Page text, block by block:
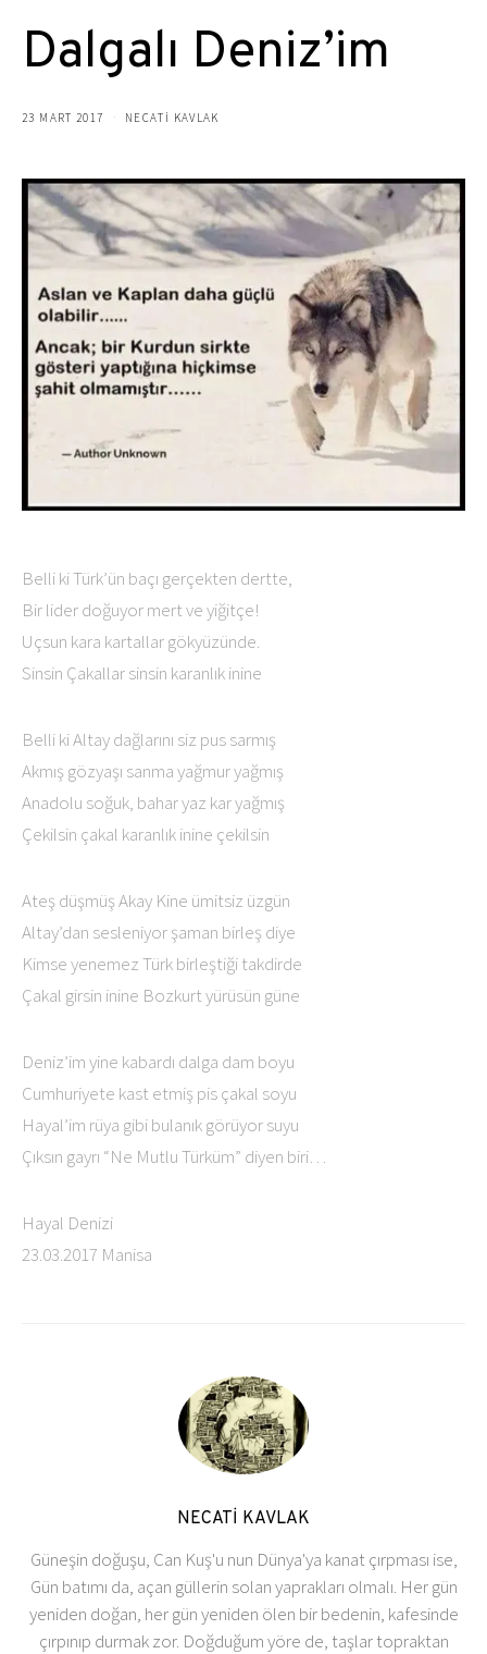
Dalgalı Deniz’im
23 MART 2017 NECATİ KAVLAK
Belli ki Türk’ün baçı gerçekten dertte,
Bir lider doğuyor mert ve yiğitçe!
Uçsun kara kartallar gökyüzünde.
Sinsin Çakallar sinsin karanlık inine
Belli ki Altay dağlarını siz pus sarmış
Akmış gözyaşı sanma yağmur yağmış
Anadolu soğuk, bahar yaz kar yağmış
Çekilsin çakal karanlık inine çekilsin
Ateş düşmüş Akay Kine ümitsiz üzgün
Altay’dan sesleniyor şaman birleş diye
Kimse yenemez Türk birleştiği takdirde
Çakal girsin inine Bozkurt yürüsün güne
Deniz’im yine kabardı dalga dam boyu
Cumhuriyete kast etmiş pis çakal soyu
Hayal’im rüya gibi bulanık görüyor suyu
Çıksın gayrı “Ne Mutlu Türküm” diyen biri…
Hayal Denizi
23.03.2017 Manisa
NECATİ KAVLAK
Güneşin doğuşu, Can Kuş'u nun Dünya'ya kanat çırpması ise,
Gün batımı da, açan güllerin solan yaprakları olmalı. Her gün
yeniden doğan, her gün yeniden ölen bir bedenin, kafesinde
çırpınıp durmak zor. Doğduğum yöre de, taşlar topraktan